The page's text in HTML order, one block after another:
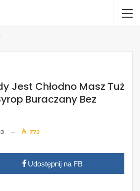
Jest Chłodno Masz Tuż
Buraczany Bez
772
Udostępnij na FB